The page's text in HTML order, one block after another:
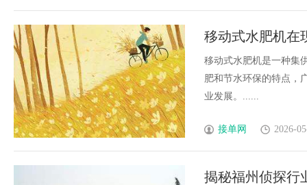
移动式水肥机在
移动式水肥机是一种集
肥和节水环保的特点，
业发展。......
接单网 2026-
揭秘福州侦探行